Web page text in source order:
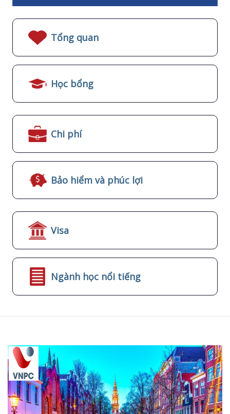
Tổng quan
Học bổng
Chi phí
Bảo hiểm và phúc lợi
Visa
Ngành học nổi tiếng